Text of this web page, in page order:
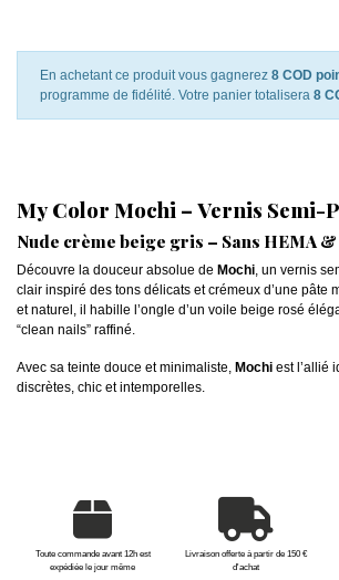
En achetant ce produit vous gagnerez 8 COD
programme de fidélité. Votre panier totalisera 8
My Color Mochi – Vernis Semi-
Nude crème beige gris – Sans HEMA &
Découvre la douceur absolue de Mochi, un vernis
clair inspiré des tons délicats et crémeux d’une pâte
et naturel, il habille l’ongle d’un voile beige rosé
“clean nails” raffiné.
Avec sa teinte douce et minimaliste, Mochi est l’allié
discrètes, chic et intemporelles.
Toute commande avant 12h est
expédiée le jour même
Livraison offerte à partir de 150 €
d'achat